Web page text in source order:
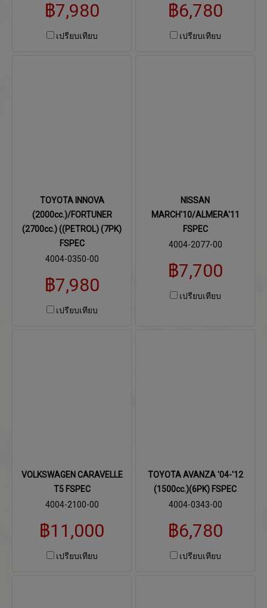
฿7,980
เปรียบเทียบ
฿6,780
เปรียบเทียบ
TOYOTA INNOVA
(2000cc.)/FORTUNER
(2700cc.) ((PETROL) (7PK)
FSPEC
4004-0350-00
฿7,980
เปรียบเทียบ
NISSAN
MARCH'10/ALMERA'11
FSPEC
4004-2077-00
฿7,700
เปรียบเทียบ
VOLKSWAGEN CARAVELLE
T5 FSPEC
4004-2100-00
฿11,000
เปรียบเทียบ
TOYOTA AVANZA '04-'12
(1500cc.)(6PK) FSPEC
4004-0343-00
฿6,780
เปรียบเทียบ